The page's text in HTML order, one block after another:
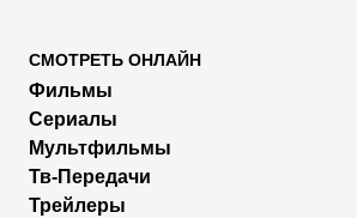
СМОТРЕТЬ ОНЛАЙН
Фильмы
Сериалы
Мультфильмы
Тв-Передачи
Трейлеры